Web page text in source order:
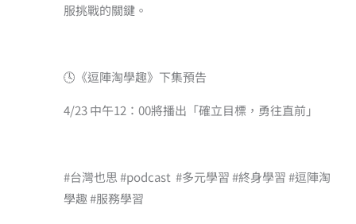
服挑戰的關鍵。
🕓《逗陣淘學趣》下集預告
4/23 中午12：00將播出「確立目標，勇往直前」
#台灣也思 #podcast ​ #多元學習 #終身學習 #逗陣淘
學趣 #服務學習